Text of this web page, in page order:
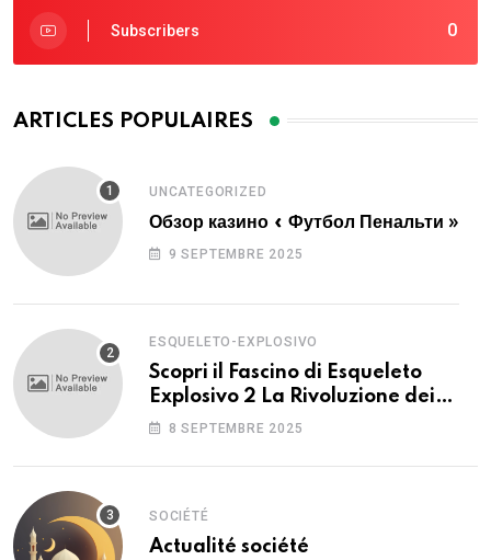
0
Subscribers
ARTICLES POPULAIRES
UNCATEGORIZED
Обзор казино « Футбол Пенальти »
9 SEPTEMBRE 2025
ESQUELETO-EXPLOSIVO
Scopri il Fascino di Esqueleto
Explosivo 2 La Rivoluzione dei
Giochi Slot
8 SEPTEMBRE 2025
SOCIÉTÉ
Actualité société